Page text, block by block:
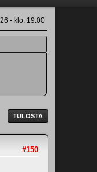
- klo: 19.00
TULOSTA
#150